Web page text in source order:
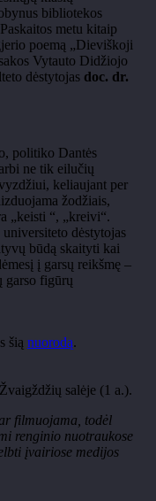
bibliotekos
metu kitaip
poemą „Dieviškoji
Vytauto Didžiojo
dėstytojas doc. dr.
politiko Dantės
ne tik eilučių
keliaujant per
žodžiais,
„keisti “, „kreivi“.
dėstytojas
būdą skaityti kai
į garsų reikšmę –
garso figūrų
šią nuorodą.
salėje (1 a.).
filmuojama, todėl
renginio nuotraukose
įvairiose medijos